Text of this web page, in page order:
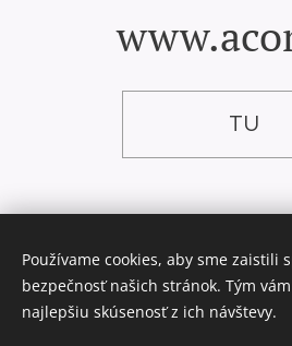
TU
Používame cookies, aby sme zaistili
bezpečnosť našich stránok. Tým
najlepšiu skúsenosť z ich návštevy.